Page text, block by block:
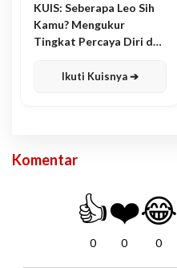
KUIS: Seberapa Leo Sih
Kamu? Mengukur
Tingkat Percaya Diri dan
Ikuti Kuisnya ➔
Komentar
👍
0
❤️
0
😂
0